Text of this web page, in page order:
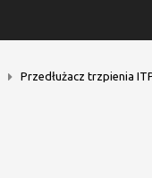
Przedłużacz trzpienia